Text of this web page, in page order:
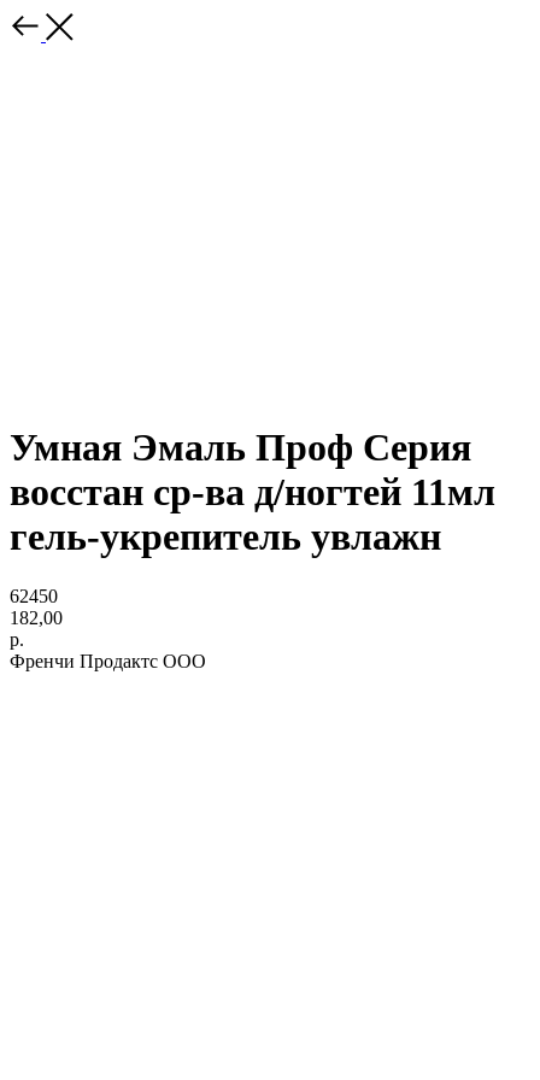
Умная Эмаль Проф Серия
восстан ср-ва д/ногтей 11мл
гель-укрепитель увлажн
62450
182,00
р.
Френчи Продактс ООО